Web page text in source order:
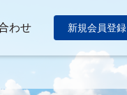
わせ 新規会員登録